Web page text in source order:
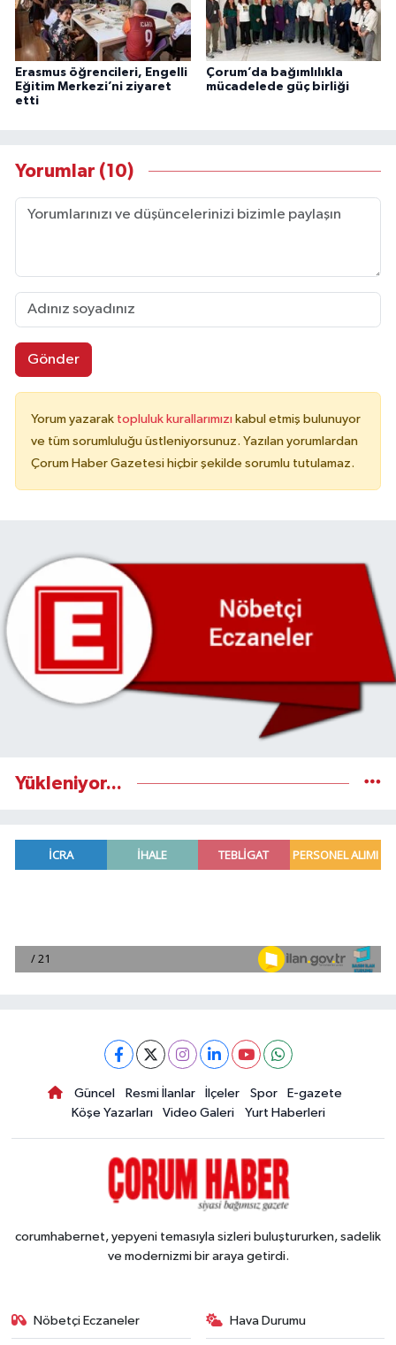
Erasmus öğrencileri, Engelli
Eğitim Merkezi’ni ziyaret
etti
Çorum’da bağımlılıkla
mücadelede güç birliği
Yorumlar (10)
Gönder
Yorum yazarak topluluk kurallarımızı kabul etmiş bulunuyor
ve tüm sorumluluğu üstleniyorsunuz. Yazılan yorumlardan
Çorum Haber Gazetesi hiçbir şekilde sorumlu tutulamaz.
Yükleniyor...
Güncel Resmi İlanlar İlçeler Spor
E-gazete
Köşe Yazarları
Video Galeri Yurt Haberleri
corumhabernet, yepyeni temasıyla sizleri buluştururken, sadelik
ve modernizmi bir araya getirdi.
Nöbetçi Eczaneler Hava Durumu